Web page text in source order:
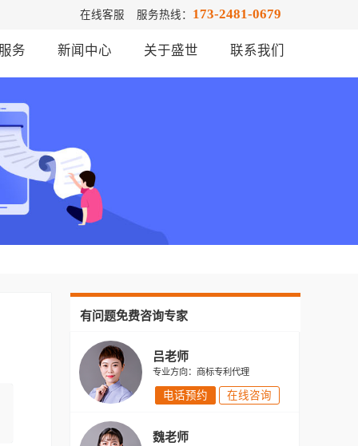
在线客服 服务热线： 173-2481-0679
务 新闻中心 关于盛世 联系我们
有问题免费咨询专家
吕老师
专业方向：商标专利代理
电话预约 在线咨询
魏老师